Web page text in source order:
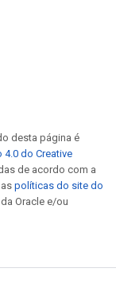
desta página é
do Creative
de acordo com a
políticas do site do
Oracle e/ou